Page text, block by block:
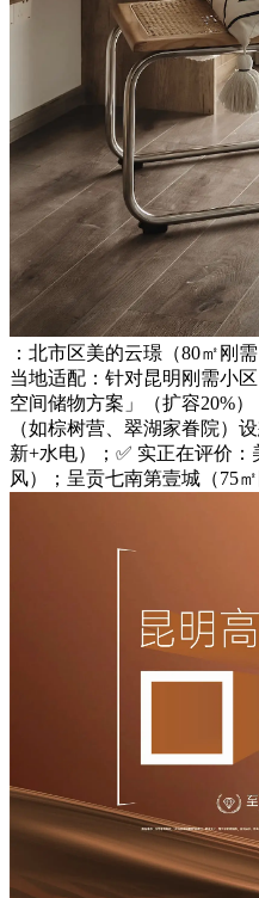
：北市区美的云璟（80㎡刚
当地适配：针对昆明刚需小
空间储物方案」（扩容20%
（如棕树营、翠湖家眷院）
新+水电）；✅ 实正在评价
风）；呈贡七南第壹城（75㎡